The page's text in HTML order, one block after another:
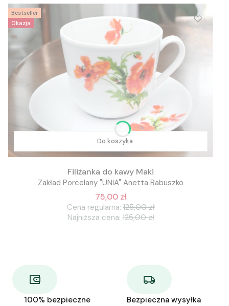
Okazja
Bestseller
Do koszyka
Filiżanka do kawy Maki
Zakład Porcelany "UNIA" Anetta Rabuszko
75,00 zł
Cena regularna: 125,00 zł
Najniższa cena: 125,00 zł
100% bezpieczne
Bezpieczna wysyłka